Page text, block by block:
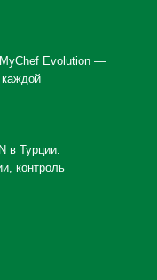
MyChef Evolution —
в Турции:
контроль